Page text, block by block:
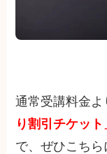
通常受講料金
り割引チケット
で、ぜひこちら